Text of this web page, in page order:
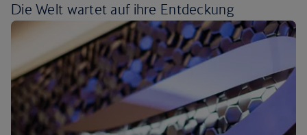
Die Welt wartet auf ihre Entdeckung